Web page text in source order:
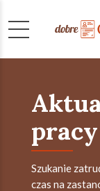
pracy
Szukanie
czas na